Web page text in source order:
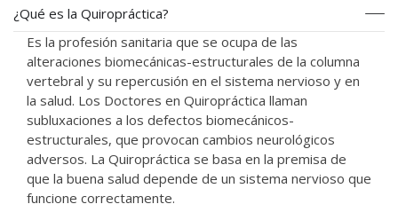
¿Qué es la Quiropráctica?
Es la profesión sanitaria que se ocupa de las
alteraciones biomecánicas-estructurales de la columna
vertebral y su repercusión en el sistema nervioso y en
la salud. Los Doctores en Quiropráctica llaman
subluxaciones a los defectos biomecánicos-
estructurales, que provocan cambios neurológicos
adversos. La Quiropráctica se basa en la premisa de
que la buena salud depende de un sistema nervioso que
funcione correctamente.